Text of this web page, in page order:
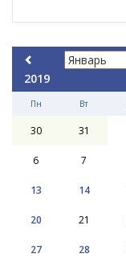
2019
Пн Вт
30 31
6 7
13 14
20 21
27 28